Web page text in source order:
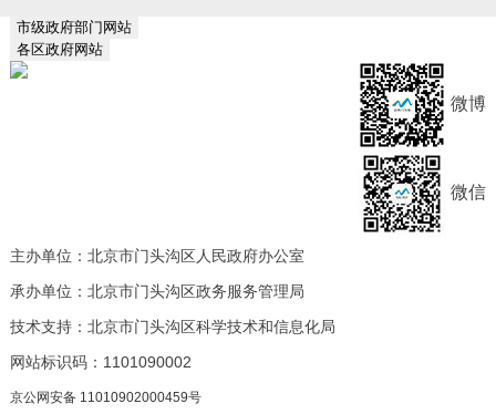
市级政府部门网站
各区政府网站
微博
微信
主办单位：北京市门头沟区人民政府办公室
承办单位：北京市门头沟区政务服务管理局
技术支持：北京市门头沟区科学技术和信息化局
网站标识码：1101090002
京公网安备 11010902000459号